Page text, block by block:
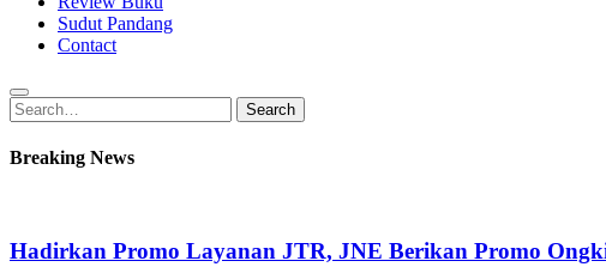
Sudut Pandang
Contact
Search
for:
Search
Breaking News
Hadirkan Promo Layanan JTR, JNE Berikan Promo